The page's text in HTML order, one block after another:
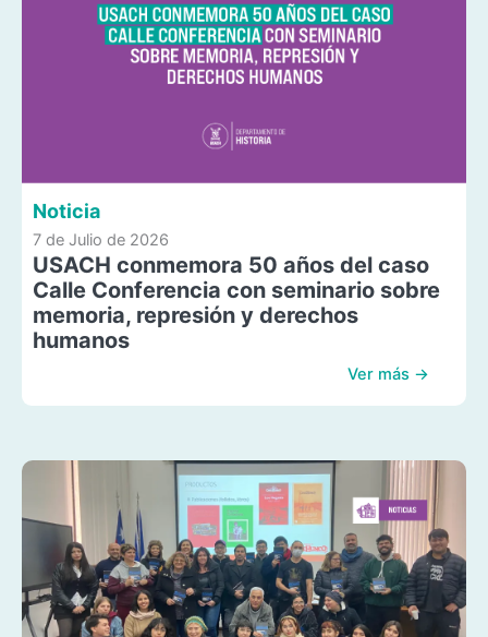
Noticia
7 de Julio de 2026
USACH conmemora 50 años del caso
Calle Conferencia con seminario sobre
memoria, represión y derechos
humanos
Ver más →